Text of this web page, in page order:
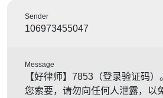
Sender
106973455047
Message
【好律师】7853（登录验证码
您索要，请勿向任何人泄露，以